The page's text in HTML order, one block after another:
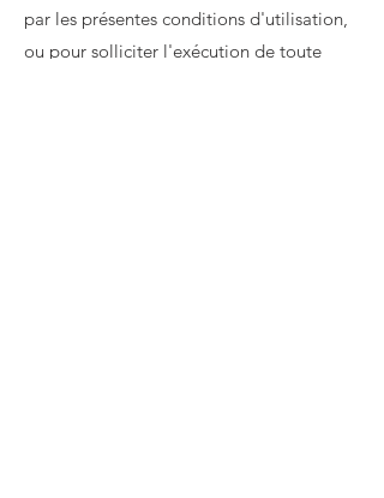
par les présentes conditions d'utilisation,
ou pour solliciter l'exécution de toute